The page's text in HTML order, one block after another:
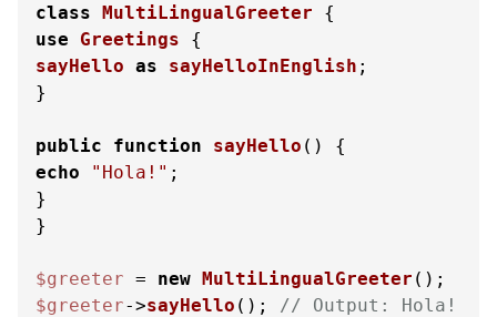
class MultiLingualGreeter
use
Greetings
sayHello as sayHelloInEnglish ;
}
public function sayHello ( )
echo
"Hola!" ;
}
}
$greeter = new MultiLingualGreeter
$greeter->sayHello (); // Output: Hola!